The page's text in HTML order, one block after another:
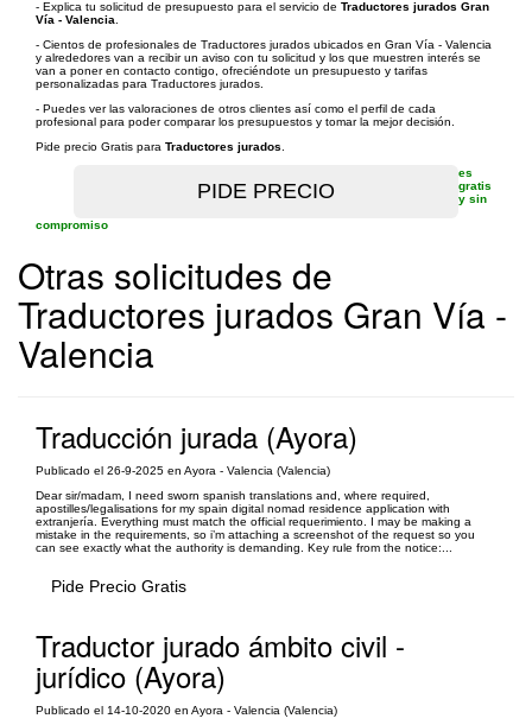
- Explica tu solicitud de presupuesto para el servicio de Traductores jurados Gran
Vía - Valencia
- Cientos de profesionales de Traductores jurados ubicados en Gran Vía - Valencia
y alrededores van a recibir un aviso con tu solicitud y los que muestren interés se
van a poner en contacto contigo, ofreciéndote un presupuesto y tarifas
personalizadas para Traductores jurados.
- Puedes ver las valoraciones de otros clientes así como el perfil de cada
profesional para poder comparar los presupuestos y tomar la mejor decisión.
Pide precio Gratis para Traductores jurados
es
gratis
y sin
compromiso
Otras solicitudes de
Traductores jurados Gran Vía -
Valencia
Traducción jurada (Ayora)
Publicado el 26-9-2025 en Ayora - Valencia (Valencia)
Dear sir/madam, I need sworn spanish translations and, where required,
apostilles/legalisations for my spain digital nomad residence application with
extranjería. Everything must match the official requerimiento. I may be making a
mistake in the requirements, so i’m attaching a screenshot of the request so you
can see exactly what the authority is demanding. Key rule from the notice:...
Pide Precio Gratis
Traductor jurado ámbito civil -
jurídico (Ayora)
Publicado el 14-10-2020 en Ayora - Valencia (Valencia)